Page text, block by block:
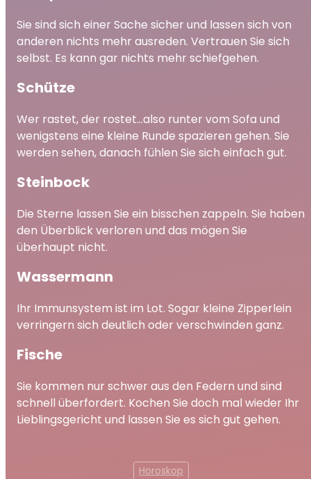
Sie sind sich einer Sache sicher und lassen sich von
anderen nichts mehr ausreden. Vertrauen Sie sich
selbst. Es kann gar nichts mehr schiefgehen.
Schütze
Wer rastet, der rostet…also runter vom Sofa und
wenigstens eine kleine Runde spazieren gehen. Sie
werden sehen, danach fühlen Sie sich einfach gut.
Steinbock
Die Sterne lassen Sie ein bisschen zappeln. Sie haben
den Überblick verloren und das mögen Sie
überhaupt nicht.
Wassermann
Ihr Immunsystem ist im Lot. Sogar kleine Zipperlein
verringern sich deutlich oder verschwinden ganz.
Fische
Sie kommen nur schwer aus den Federn und sind
schnell überfordert. Kochen Sie doch mal wieder Ihr
Lieblingsgericht und lassen Sie es sich gut gehen.
Horoskop